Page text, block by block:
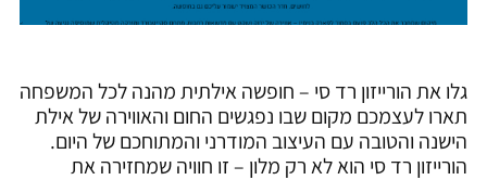
גלו את הורייזון רד סי – חופשה אילתית מהנה לכל המשפחה
תארו לעצמכם מקום שבו נפגשים החום והאווירה של אילת
הישנה והטובה עם העיצוב המודרני והמתוחכם של היום.
הורייזון רד סי הוא לא רק מלון – זו חוויה שמחזירה את